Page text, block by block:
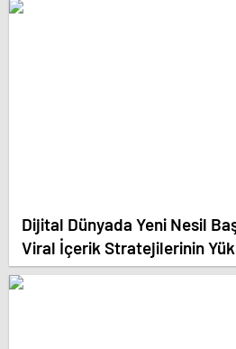
Dijital Dünyada Yeni Nesil
Viral İçerik Stratejilerinin